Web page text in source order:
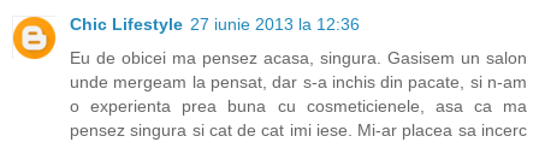
Chic Lifestyle 27 iunie 2013 la 12:36
Eu de obicei ma pensez acasa, singura. Gasisem un salon
unde mergeam la pensat, dar s-a inchis din pacate, si n-am
o experienta prea buna cu cosmeticienele, asa ca ma
pensez singura si cat de cat imi iese. Mi-ar placea sa incerc